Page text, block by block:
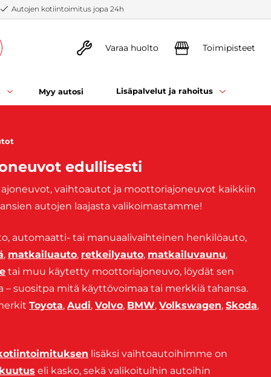
Autojen kotiintoimitus jopa 24h
Varaa huolto Toimipisteet
Myy autosi Lisäpalvelut ja rahoitus
edullisesti
vaihtoautot ja moottoriajoneuvot kaikkiin
autojen laajasta valikoimastamme!
automaatti- tai manuaalivaihteinen henkilöauto,
, matkailuauto, retkeilyauto, matkailuvaunu,
tai muu käytetty moottoriajoneuvo, löydät sen
suositpa mitä käyttövoimaa tai merkkiä tahansa.
Toyota, Audi, Volvo, BMW, Volkswagen, Skoda,
lisäksi vaihtoautoihimme on
eli kasko, sekä valikoituihin autoihin